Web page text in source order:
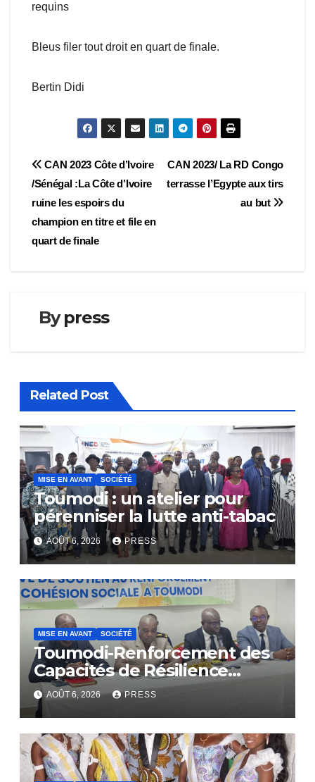
requins
Bleus filer tout droit en quart de finale.
Bertin Didi
Navigation
de
l’article
CAN 2023/ La RD Congo
terrasse l’Egypte aux tirs
au but
CAN 2023 Côte d’Ivoire
/Sénégal :La Côte d’Ivoire
ruine les espoirs du
champion en titre et file en
quart de finale
Bypress
Related Post
MISE EN AVANT SOCIÉTÉ
Toumodi : un atelier pour
pérenniser la lutte anti-tabac
AOÛT 6, 2026 PRESS
MISE EN AVANT SOCIÉTÉ
Toumodi-Renforcement des
Capacités de Résilience
Communautaire
AOÛT 6, 2026 PRESS